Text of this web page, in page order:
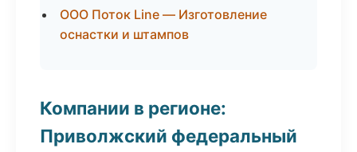
ООО Поток Line — Изготовление
оснастки и штампов
Компании в регионе:
Приволжский федеральный